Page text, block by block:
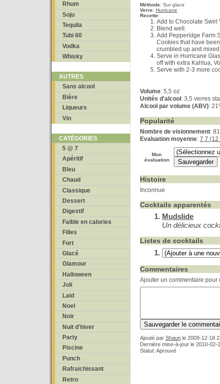
Rhum
Soju
Tequila
Tubi 60
Vodka
Whisky
AUTRES
Sans alcool
Bière
Liqueurs
Vin
CATÉGORIES
5 @ 7
Apéritif
Bleu
Chaud
Classique
Dessert
Digestif
Faible en calories
Filles
Fort
Glacé
Glamour
Halloween
Joli
Laid
Noel
Noir
Nuit d'hiver
Party
Piscine
Punch
Rafraichissant
Retro
Méthode: Sur glace
Verre: Hurricane
Recette:
Add to Chocolate Swirl
Blend well.
Add Pepperidge Farm
Cookies that have
crumbled up and
Serve in Hurricane
off with extra Kahlua,
Serve with 2-3 more
Volume: 5,5 oz
Unités d'alcool : 3,5 verres
Alcool par volume (ABV):
Popularité
Nombre de visionnement:
Evaluation moyenne: 7,7
Mon
évaluation
Histoire
Inconnue
Cocktails apparentés
Mudslide
Un délicieux
Listes de cocktails
Commentaires
Ajouter un commentaire pour
Ajouté par Shaun le 2009-12-18
Dernière mise-à-jour le 2010-02-
Statut: Aprouvé